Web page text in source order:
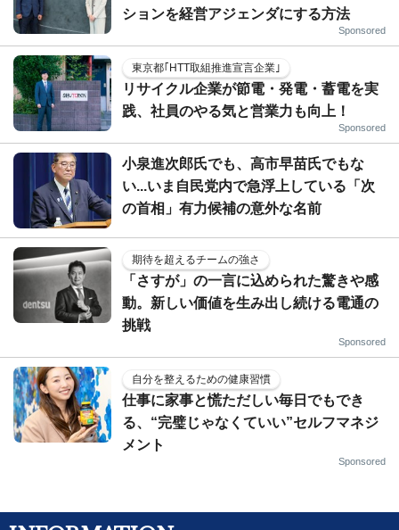
ションを経営アジェンダにする方法
Sponsored
東京都｢HTT取組推進宣言企業｣
リサイクル企業が節電・発電・蓄電を実
践、社員のやる気と営業力も向上！
Sponsored
小泉進次郎氏でも、高市早苗氏でもな
い...いま自民党内で急浮上している「次
の首相」有力候補の意外な名前
期待を超えるチームの強さ
「さすが」の一言に込められた驚きや感
動。新しい価値を生み出し続ける電通の
挑戦
Sponsored
自分を整えるための健康習慣
仕事に家事と慌ただしい毎日でもでき
る、“完璧じゃなくていい”セルフマネジ
メント
Sponsored